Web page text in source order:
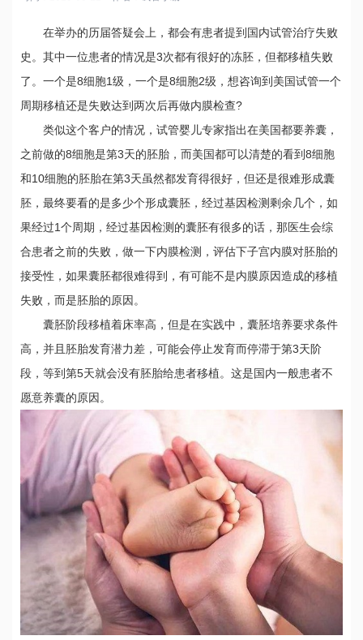
在举办的历届答疑会上，都会有患者提到国内试管治疗失败
史。其中一位患者的情况是3次都有很好的冻胚，但都移植失败
了。一个是8细胞1级，一个是8细胞2级，想咨询到美国试管一个
周期移植还是失败达到两次后再做内膜检查?
类似这个客户的情况，试管婴儿专家指出在美国都要养囊，
之前做的8细胞是第3天的胚胎，而美国都可以清楚的看到8细胞
和10细胞的胚胎在第3天虽然都发育得很好，但还是很难形成囊
胚，最终要看的是多少个形成囊胚，经过基因检测剩余几个，如
果经过1个周期，经过基因检测的囊胚有很多的话，那医生会综
合患者之前的失败，做一下内膜检测，评估下子宫内膜对胚胎的
接受性，如果囊胚都很难得到，有可能不是内膜原因造成的移植
失败，而是胚胎的原因。
囊胚阶段移植着床率高，但是在实践中，囊胚培养要求条件
高，并且胚胎发育潜力差，可能会停止发育而停滞于第3天阶
段，等到第5天就会没有胚胎给患者移植。这是国内一般患者不
愿意养囊的原因。